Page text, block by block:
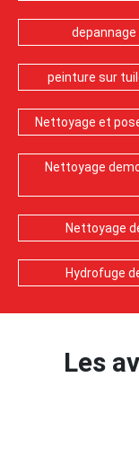
peinture sur
Nettoyage et
Nettoyage
Nettoyage
Hydrofuge
Les